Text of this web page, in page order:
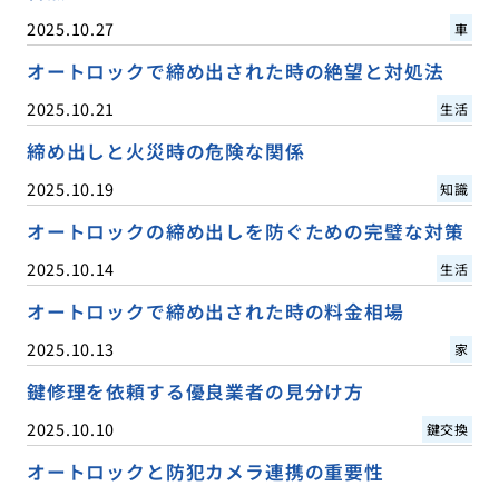
2025.10.27 車
オートロックで締め出された時の絶望と対処法
2025.10.21 生活
締め出しと火災時の危険な関係
2025.10.19 知識
オートロックの締め出しを防ぐための完璧な対策
2025.10.14 生活
オートロックで締め出された時の料金相場
2025.10.13 家
鍵修理を依頼する優良業者の見分け方
2025.10.10 鍵交換
オートロックと防犯カメラ連携の重要性